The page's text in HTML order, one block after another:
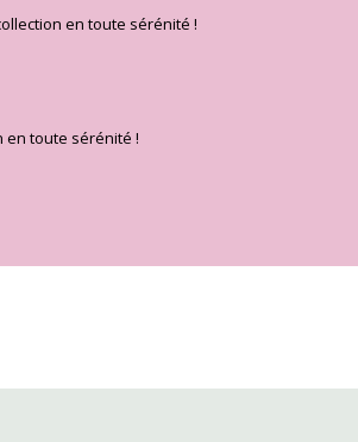
en toute sérénité !
toute sérénité !